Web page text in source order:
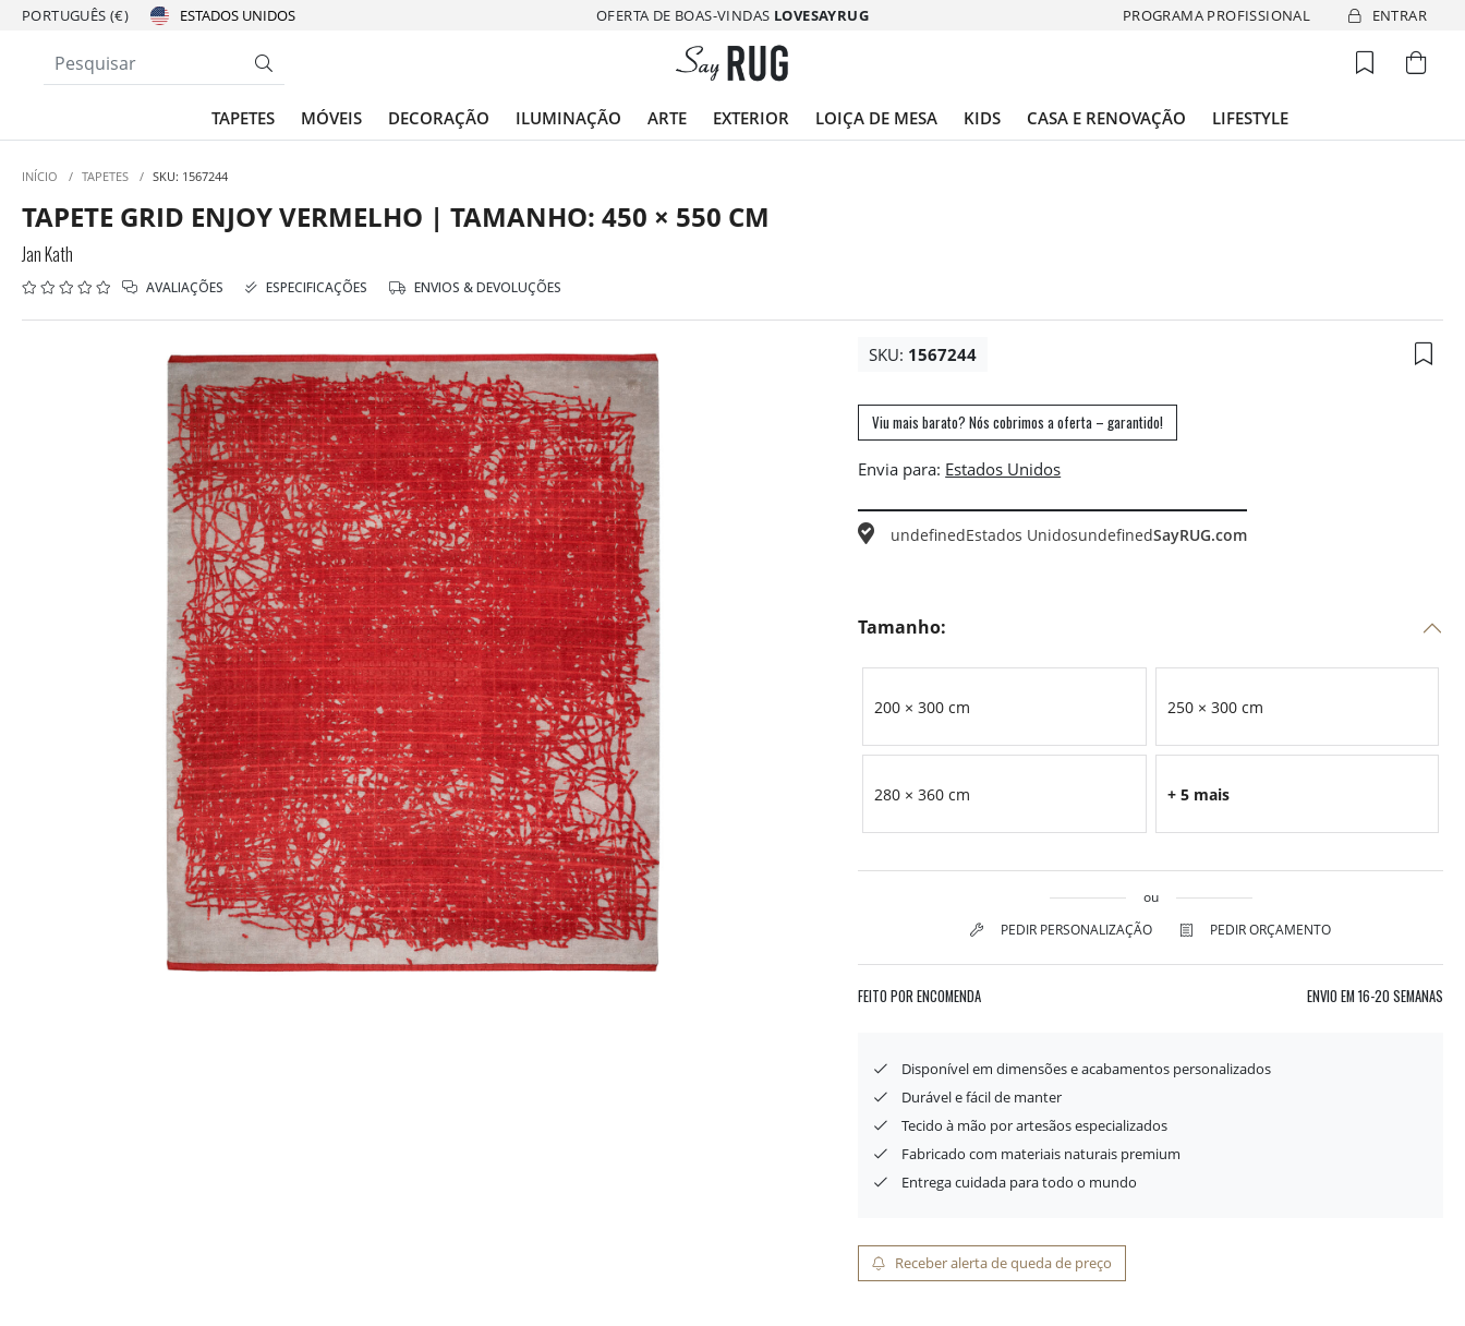
PORTUGUÊS (€) OFERTA DE BOAS-VINDAS LOVESAYRUG PROGRAMA PROFISSIONAL ENTRAR
TAPETES MÓVEIS DECORAÇÃO ILUMINAÇÃO ARTE EXTERIOR LOIÇA DE MESA KIDS CASA E RENOVAÇÃO LIFESTYLE
INÍCIO / TAPETES / SKU: 1567244
TAPETE GRID ENJOY VERMELHO | TAMANHO: 450 × 550 CM
Jan Kath
AVALIAÇÕES ESPECIFICAÇÕES ENVIOS & DEVOLUÇÕES
SKU: 1567244
Viu mais barato? Nós cobrimos a oferta – garantido!
Envia para:
undefinedEstados UnidosundefinedSayRUG.com
Tamanho:
200 × 300 cm 250 × 300 cm
280 × 360 cm + 5 mais
ou
PEDIR PERSONALIZAÇÃO
PEDIR ORÇAMENTO
FEITO POR ENCOMENDA ENVIO EM 16-20 SEMANAS
Disponível em dimensões e acabamentos personalizados
Durável e fácil de manter
Tecido à mão por artesãos especializados
Fabricado com materiais naturais premium
Entrega cuidada para todo o mundo
Receber alerta de queda de preço